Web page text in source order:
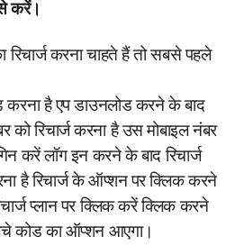
करें।
करना चाहते हैं तो सबसे पहले
करना है एप डाउनलोड करने के बाद
को रिचार्ज करना है उस मोबाइल नंबर
करें लॉग इन करने के बाद रिचार्ज
है रिचार्ज के ऑप्शन पर क्लिक करने
प्लान पर क्लिक करें क्लिक करने
कोड का ऑप्शन आएगा।